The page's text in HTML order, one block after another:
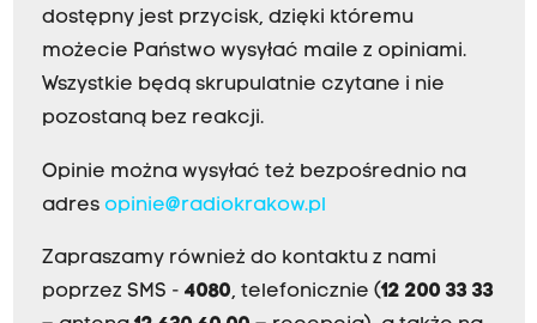
dostępny jest przycisk, dzięki któremu
możecie Państwo wysyłać maile z opiniami.
Wszystkie będą skrupulatnie czytane i nie
pozostaną bez reakcji.
Opinie można wysyłać też bezpośrednio na
adres opinie@radiokrakow.pl
Zapraszamy również do kontaktu z nami
poprzez SMS - 4080, telefonicznie (12 200 33 33